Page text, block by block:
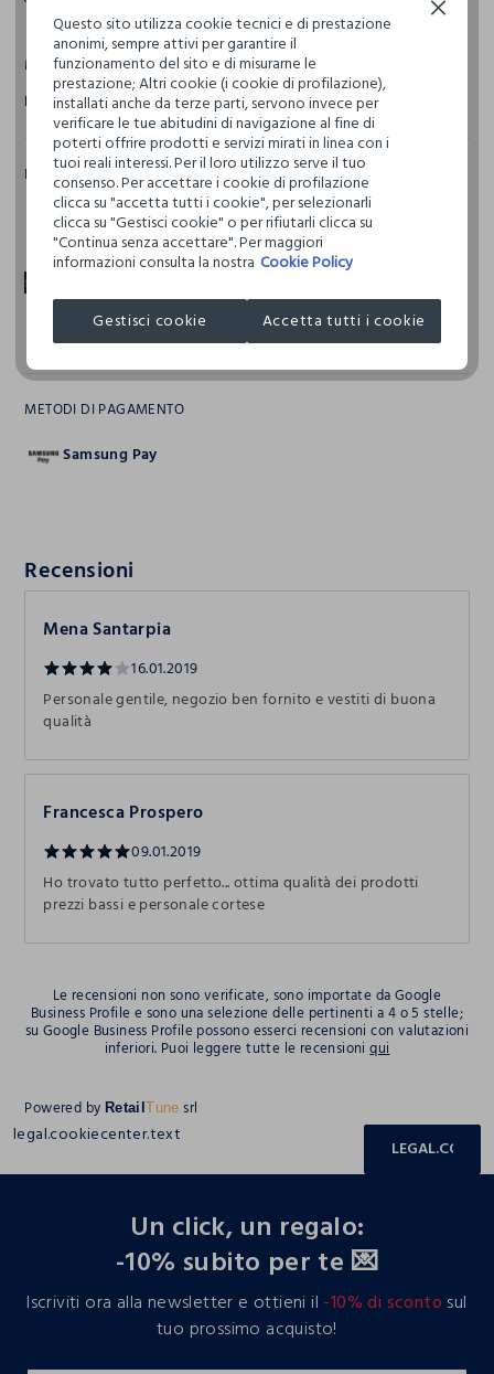
MARCHI
BLUKIDS IANA
IN QUESTO NEGOZIO
Punto di ritiro ordini
online Blukids Club
Resi acquisti online
METODI DI PAGAMENTO
Samsung Pay
Recensioni
Mena Santarpia
16.01.2019
Personale gentile, negozio ben fornito e vestiti di buona
qualità
Francesca Prospero
09.01.2019
Ho trovato tutto perfetto... ottima qualità dei prodotti
prezzi bassi e personale cortese
Le recensioni non sono verificate, sono importate da Google
Business Profile e sono una selezione delle pertinenti a 4 o 5 stelle;
su Google Business Profile possono esserci recensioni con valutazioni
inferiori. Puoi leggere tutte le recensioniqui
Powered by RetailTune srl
legal.cookiecenter.text
Un click, un regalo:
-10% subito per te 💌
Iscriviti ora alla newsletter e ottieni il -10% di sconto sul
tuo prossimo acquisto!
Questo sito utilizza cookie tecnici e di prestazione
anonimi, sempre attivi per garantire il
funzionamento del sito e di misurarne le
prestazione; Altri cookie (i cookie di profilazione),
installati anche da terze parti, servono invece per
verificare le tue abitudini di navigazione al fine di
poterti offrire prodotti e servizi mirati in linea con i
tuoi reali interessi. Per il loro utilizzo serve il tuo
consenso. Per accettare i cookie di profilazione
clicca su "accetta tutti i cookie", per selezionarli
clicca su "Gestisci cookie" o per rifiutarli clicca su
"Continua senza accettare". Per maggiori
informazioni consulta la nostra Cookie Policy
Gestisci cookie Accetta tutti i cookie
Continua senza accettare